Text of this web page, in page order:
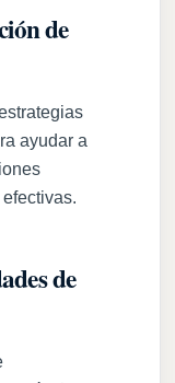
de
ayudar a
de